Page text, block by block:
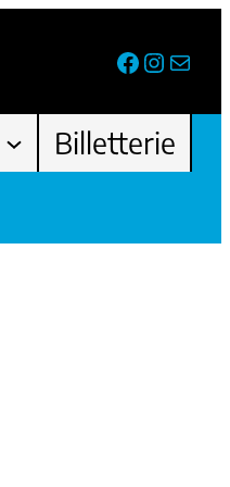
Facebook
Billetterie